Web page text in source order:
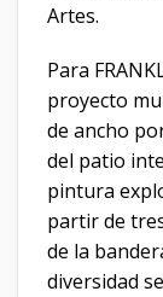
Artes.
Para
proyecto
de ancho
del patio
pintura
partir de
de la
diversidad